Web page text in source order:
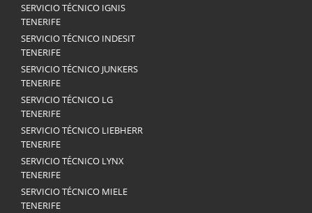
SERVICIO TÉCNICO IGNIS
TENERIFE
SERVICIO TÉCNICO INDESIT
TENERIFE
SERVICIO TÉCNICO JUNKERS
TENERIFE
SERVICIO TÉCNICO LG
TENERIFE
SERVICIO TÉCNICO LIEBHERR
TENERIFE
SERVICIO TÉCNICO LYNX
TENERIFE
SERVICIO TÉCNICO MIELE
TENERIFE